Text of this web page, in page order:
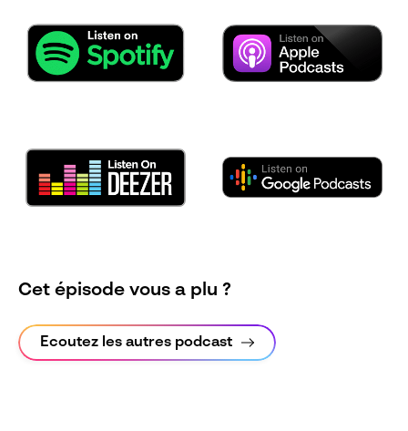
Cet épisode vous a plu ?
Ecoutez les autres podcast